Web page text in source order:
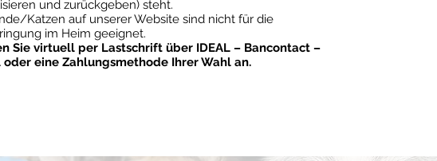
und zurückgeben) steht.
Katzen auf unserer Website sind nicht für die
im Heim geeignet.
Sie virtuell per Lastschrift über IDEAL – Bancontact –
oder eine Zahlungsmethode Ihrer Wahl an.